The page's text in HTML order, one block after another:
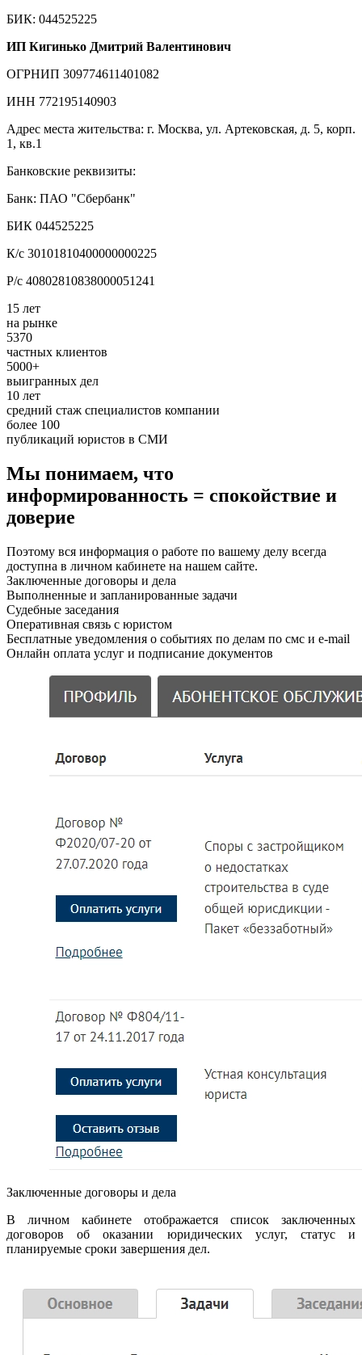
БИК: 044525225
ИП Кигинько Дмитрий Валентинович
ОГРНИП 309774611401082
ИНН 772195140903
Адрес места жительства: г. Москва, ул. Артековская, д. 5, корп.
1, кв.1
Банковские реквизиты:
Банк: ПАО "Сбербанк"
БИК 044525225
К/с 30101810400000000225
Р/с 40802810838000051241
15 лет
на рынке
5370
частных клиентов
5000+
выигранных дел
10 лет
средний стаж специалистов компании
более 100
публикаций юристов в СМИ
Мы понимаем, что
информированность = спокойствие и
доверие
Поэтому вся информация о работе по вашему делу всегда
доступна в личном кабинете на нашем сайте.
Заключенные договоры и дела
Выполненные и запланированные задачи
Судебные заседания
Оперативная связь с юристом
Бесплатные уведомления о событиях по делам по смс и e-mail
Онлайн оплата услуг и подписание документов
Заключенные договоры и дела
В личном кабинете отображается список заключенных
договоров об оказании юридических услуг, статус и
планируемые сроки завершения дел.